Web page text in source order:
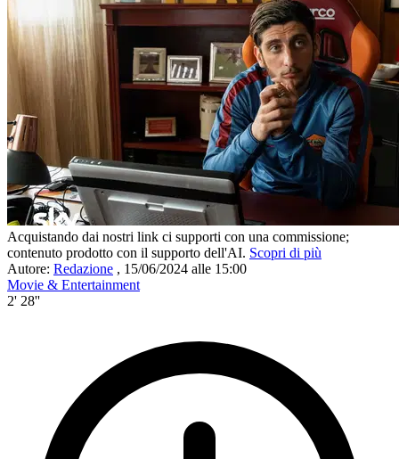
Acquistando dai nostri link ci supporti con una commissione;
contenuto prodotto con il supporto dell'AI. Scopri di più
Autore: Redazione , 15/06/2024 alle 15:00
Movie & Entertainment
2' 28''